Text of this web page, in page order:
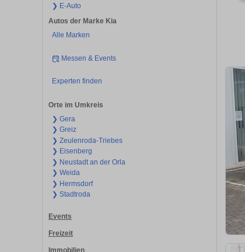
❯ E-Auto
Autos der Marke Kia
Alle Marken
Messen & Events
Experten finden
Orte im Umkreis
❯ Gera
❯ Greiz
❯ Zeulenroda-Triebes
❯ Eisenberg
❯ Neustadt an der Orla
❯ Weida
❯ Hermsdorf
❯ Stadtroda
Events
Freizeit
Immobilien